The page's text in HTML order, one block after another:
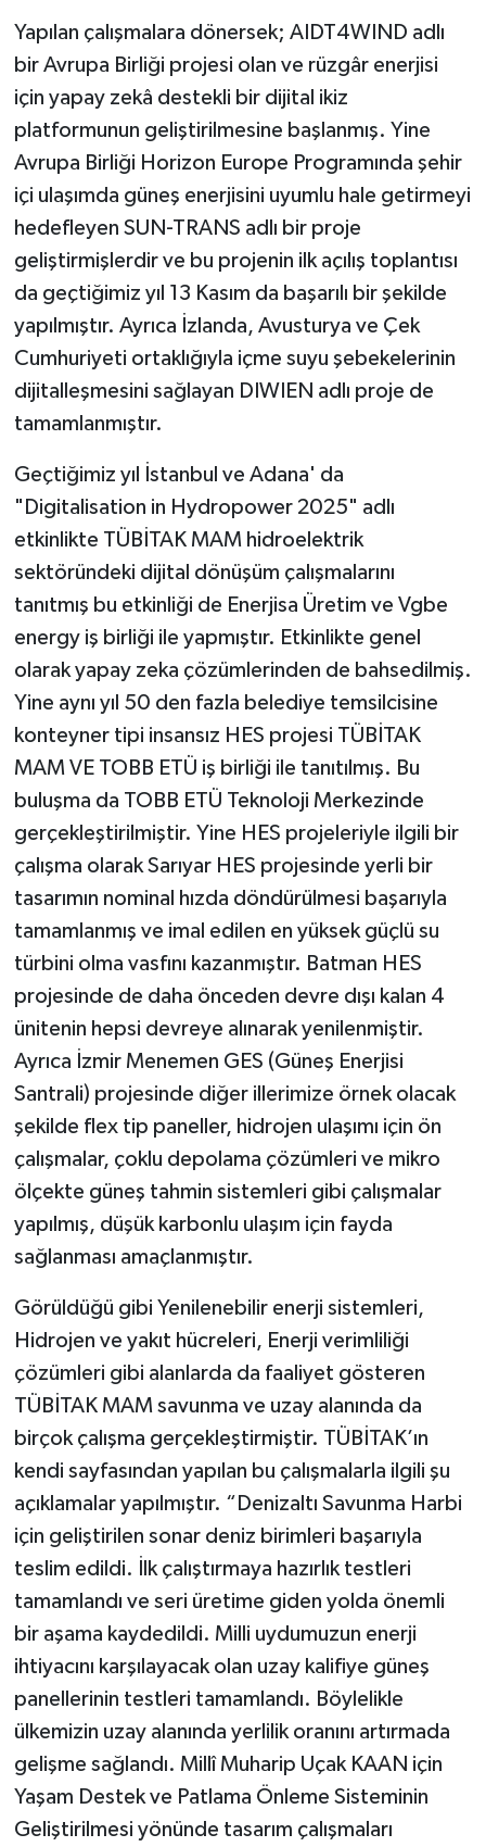
Yapılan çalışmalara dönersek; AIDT4WIND adlı
bir Avrupa Birliği projesi olan ve rüzgâr enerjisi
için yapay zekâ destekli bir dijital ikiz
platformunun geliştirilmesine başlanmış. Yine
Avrupa Birliği Horizon Europe Programında şehir
içi ulaşımda güneş enerjisini uyumlu hale getirmeyi
hedefleyen SUN-TRANS adlı bir proje
geliştirmişlerdir ve bu projenin ilk açılış toplantısı
da geçtiğimiz yıl 13 Kasım da başarılı bir şekilde
yapılmıştır. Ayrıca İzlanda, Avusturya ve Çek
Cumhuriyeti ortaklığıyla içme suyu şebekelerinin
dijitalleşmesini sağlayan DIWIEN adlı proje de
tamamlanmıştır.
Geçtiğimiz yıl İstanbul ve Adana' da
"Digitalisation in Hydropower 2025" adlı
etkinlikte TÜBİTAK MAM hidroelektrik
sektöründeki dijital dönüşüm çalışmalarını
tanıtmış bu etkinliği de Enerjisa Üretim ve Vgbe
energy iş birliği ile yapmıştır. Etkinlikte genel
olarak yapay zeka çözümlerinden de bahsedilmiş.
Yine aynı yıl 50 den fazla belediye temsilcisine
konteyner tipi insansız HES projesi TÜBİTAK
MAM VE TOBB ETÜ iş birliği ile tanıtılmış. Bu
buluşma da TOBB ETÜ Teknoloji Merkezinde
gerçekleştirilmiştir. Yine HES projeleriyle ilgili bir
çalışma olarak Sarıyar HES projesinde yerli bir
tasarımın nominal hızda döndürülmesi başarıyla
tamamlanmış ve imal edilen en yüksek güçlü su
türbini olma vasfını kazanmıştır. Batman HES
projesinde de daha önceden devre dışı kalan 4
ünitenin hepsi devreye alınarak yenilenmiştir.
Ayrıca İzmir Menemen GES (Güneş Enerjisi
Santrali) projesinde diğer illerimize örnek olacak
şekilde flex tip paneller, hidrojen ulaşımı için ön
çalışmalar, çoklu depolama çözümleri ve mikro
ölçekte güneş tahmin sistemleri gibi çalışmalar
yapılmış, düşük karbonlu ulaşım için fayda
sağlanması amaçlanmıştır.
Görüldüğü gibi Yenilenebilir enerji sistemleri,
Hidrojen ve yakıt hücreleri, Enerji verimliliği
çözümleri gibi alanlarda da faaliyet gösteren
TÜBİTAK MAM savunma ve uzay alanında da
birçok çalışma gerçekleştirmiştir. TÜBİTAK’ın
kendi sayfasından yapılan bu çalışmalarla ilgili şu
açıklamalar yapılmıştır. “Denizaltı Savunma Harbi
için geliştirilen sonar deniz birimleri başarıyla
teslim edildi. İlk çalıştırmaya hazırlık testleri
tamamlandı ve seri üretime giden yolda önemli
bir aşama kaydedildi. Milli uydumuzun enerji
ihtiyacını karşılayacak olan uzay kalifiye güneş
panellerinin testleri tamamlandı. Böylelikle
ülkemizin uzay alanında yerlilik oranını artırmada
gelişme sağlandı. Millî Muharip Uçak KAAN için
Yaşam Destek ve Patlama Önleme Sisteminin
Geliştirilmesi yönünde tasarım çalışmaları